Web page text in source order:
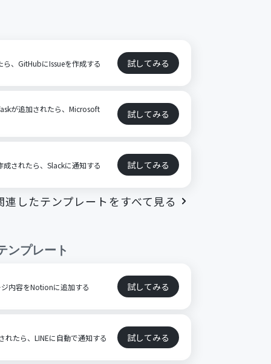
ら、GitHubにIssueを作成する 試してみる
が追加されたら、Microsoft 試してみる
されたら、Slackに通知する 試してみる
連したテンプレートをすべて見る
ンプレート
内容をNotionに追加する 試してみる
たら、LINEに自動で通知する 試してみる